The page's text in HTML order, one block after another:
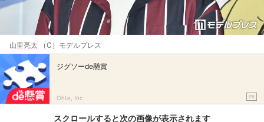
山里亮太 （C）モデルプレス
ジグソーde懸賞
Ohte, Inc. PR
スクロールすると次の画像が表示されます